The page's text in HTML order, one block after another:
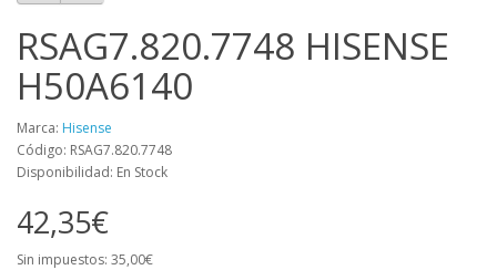
RSAG7.820.7748 HISENSE
H50A6140
Marca: Hisense
Código: RSAG7.820.7748
Disponibilidad: En Stock
42,35€
Sin impuestos: 35,00€